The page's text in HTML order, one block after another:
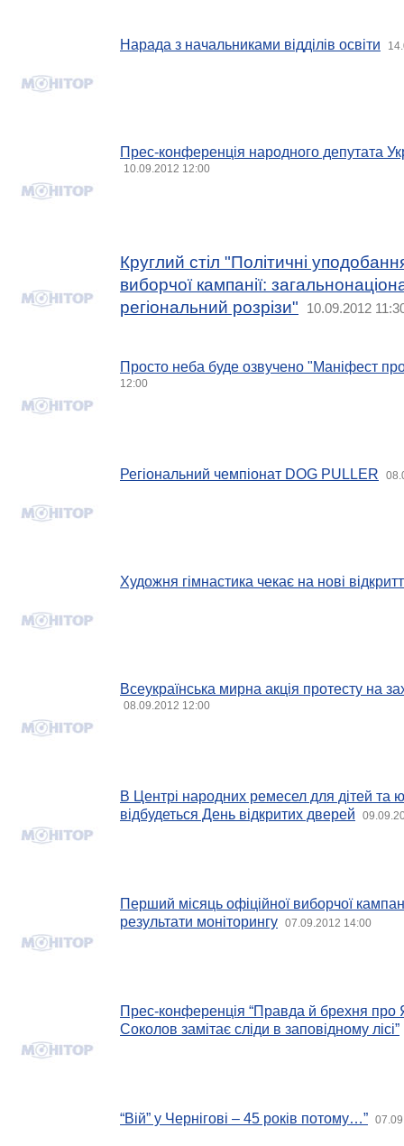
Нарада з начальниками відділів освіти
Прес-конференція народного депутата
10.09.2012 12:00
Круглий стіл "Політичні
виборчої кампанії:
регіональний розрізи"
10.09.2012
Просто неба буде озвучено "Маніфест
12:00
Регіональний чемпіонат DOG PULLER
Xудожня гімнастика чекає на нові
Всеукраїнська мирна акція протесту на
08.09.2012 12:00
В Центрі народних ремесел для дітей
відбудеться День відкритих дверей
Перший місяць офіційної виборчої
результати моніторингу
07.09.2012 14:00
Прес-конференція “Правда й брехня про
Соколов замітає сліди в заповідному лісі”
“Вій” у Чернігові – 45 років потому…”